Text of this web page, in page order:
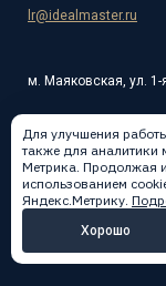
lr@idealmaster.ru
м. Маяковская, ул. 1-
Написать в:
Для улучшения
также для аналитики
Метрика. Продолжая
использованием
Яндекс.Метрику.
Хорошо